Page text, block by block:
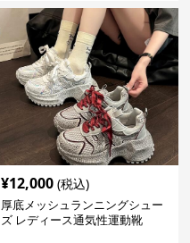
¥12,000 (税込)
厚底メッシュランニングシュー
ズ レディース通気性運動靴